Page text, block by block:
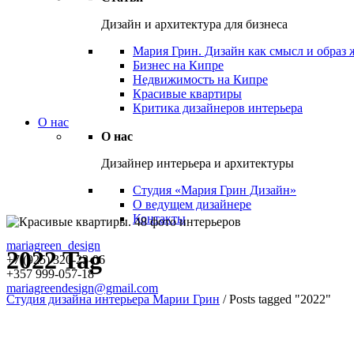
Дизайн и архитектура для бизнеса
Мария Грин. Дизайн как смысл и образ
Бизнес на Кипре
Недвижимость на Кипре
Красивые квартиры
Критика дизайнеров интерьера
О нас
О нас
Дизайнер интерьера и архитектуры
Студия «Мария Грин Дизайн»
О ведущем дизайнере
Контакты
mariagreen_design
+7 (925) 320-23-06
+357 999-057-18
mariagreendesign@gmail.com
2022 Tag
Студия дизайна интерьера Марии Грин /Posts tagged "2022"